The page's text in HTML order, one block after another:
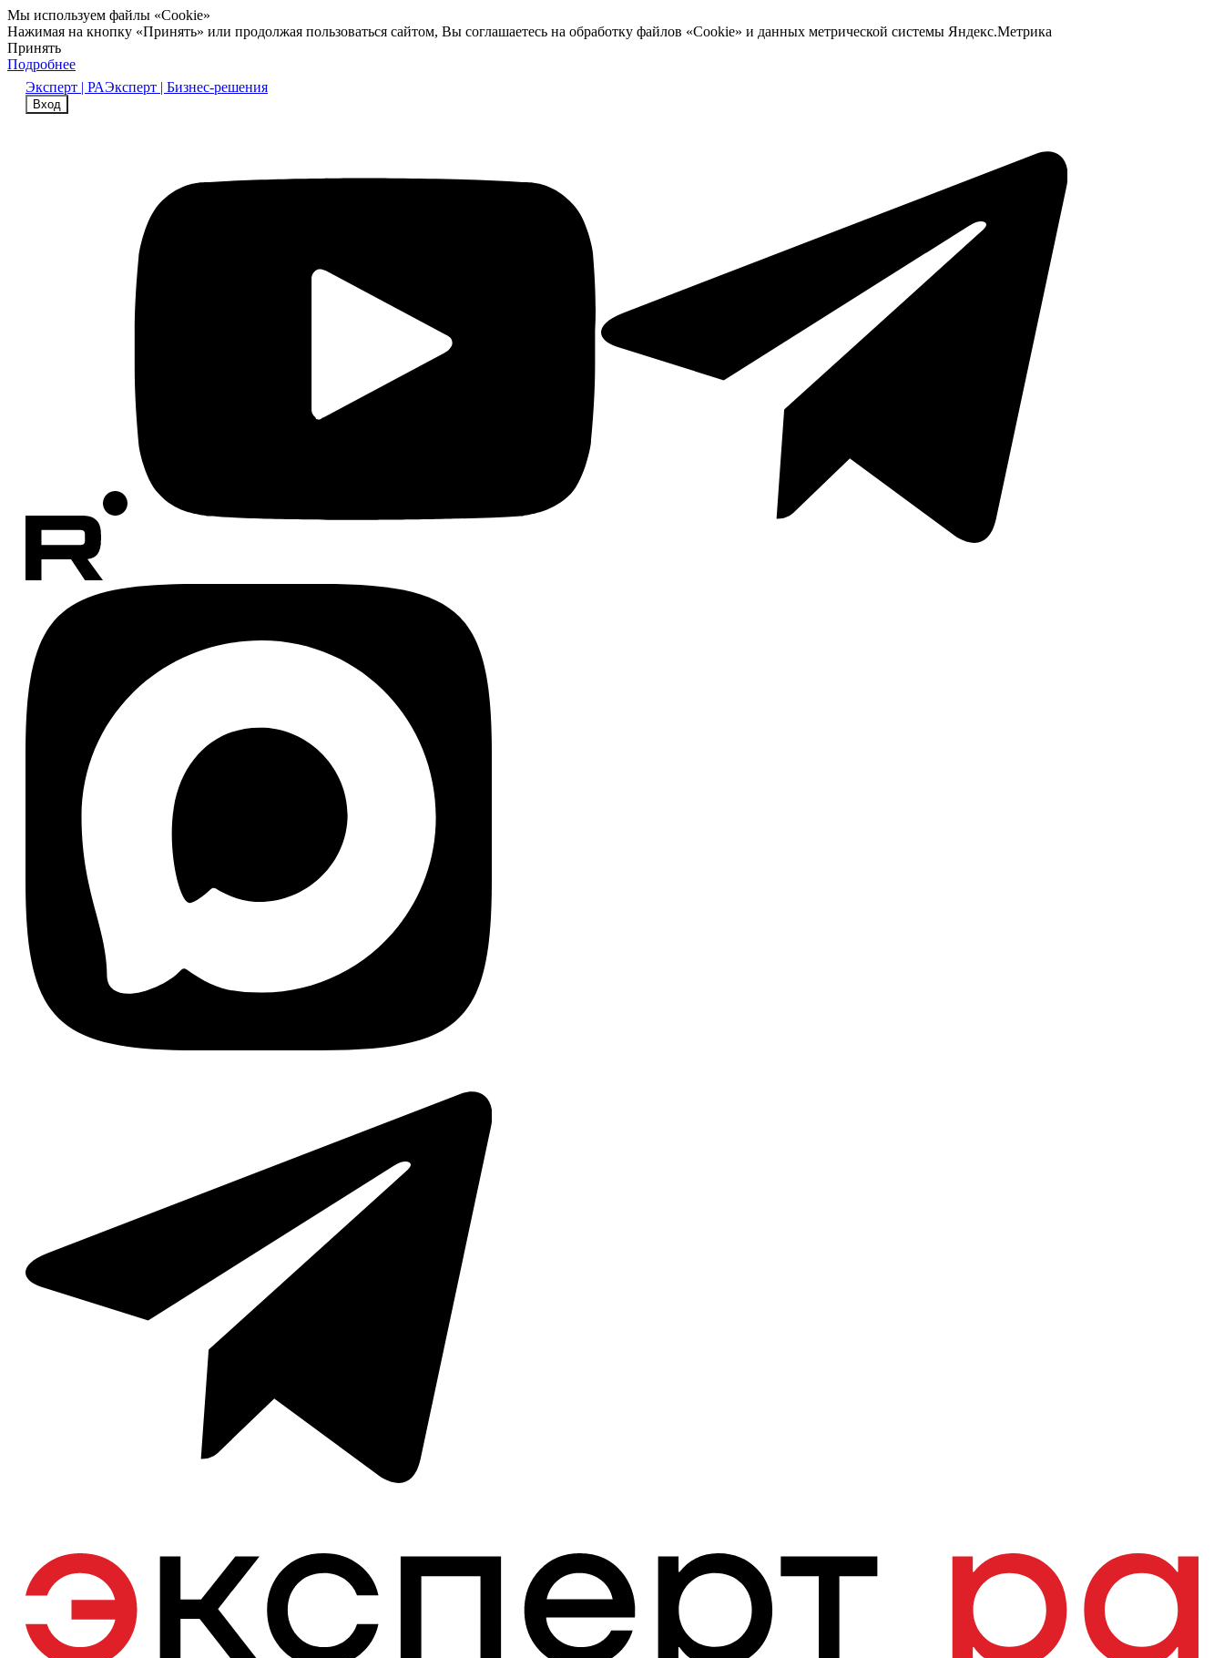
Мы используем файлы «Cookie»
Нажимая на кнопку «Принять» или продолжая пользоваться сайтом, Вы соглашаетесь на обработку файлов «Cookie» и данных метрической системы Яндекс.Метрика
Принять
Подробнее
Эксперт | РАЭксперт | Бизнес-решения
Вход